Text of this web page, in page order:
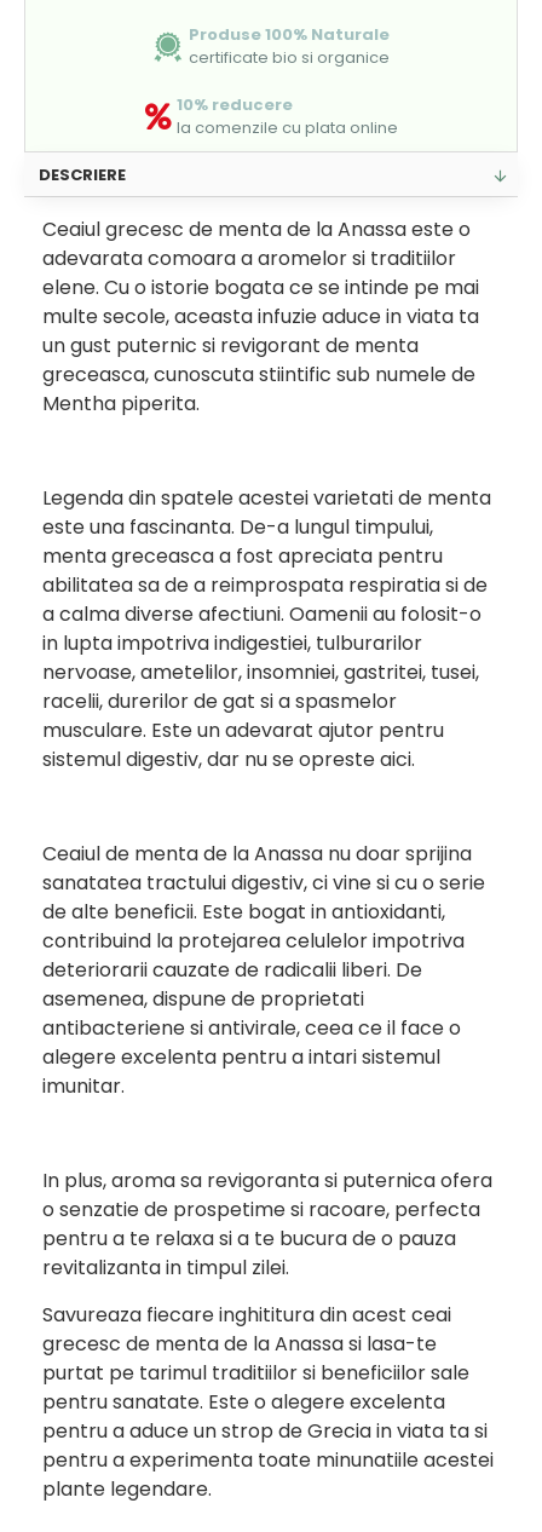
Produse 100% Naturale
certificate bio si organice
10% reducere
la comenzile cu plata online
DESCRIERE
Ceaiul grecesc de menta de la Anassa este o
adevarata comoara a aromelor si traditiilor
elene. Cu o istorie bogata ce se intinde pe mai
multe secole, aceasta infuzie aduce in viata ta
un gust puternic si revigorant de menta
greceasca, cunoscuta stiintific sub numele de
Mentha piperita.
Legenda din spatele acestei varietati de menta
este una fascinanta. De-a lungul timpului,
menta greceasca a fost apreciata pentru
abilitatea sa de a reimprospata respiratia si de
a calma diverse afectiuni. Oamenii au folosit-o
in lupta impotriva indigestiei, tulburarilor
nervoase, ametelilor, insomniei, gastritei, tusei,
racelii, durerilor de gat si a spasmelor
musculare. Este un adevarat ajutor pentru
sistemul digestiv, dar nu se opreste aici.
Ceaiul de menta de la Anassa nu doar sprijina
sanatatea tractului digestiv, ci vine si cu o serie
de alte beneficii. Este bogat in antioxidanti,
contribuind la protejarea celulelor impotriva
deteriorarii cauzate de radicalii liberi. De
asemenea, dispune de proprietati
antibacteriene si antivirale, ceea ce il face o
alegere excelenta pentru a intari sistemul
imunitar.
In plus, aroma sa revigoranta si puternica ofera
o senzatie de prospetime si racoare, perfecta
pentru a te relaxa si a te bucura de o pauza
revitalizanta in timpul zilei.
Savureaza fiecare inghititura din acest ceai
grecesc de menta de la Anassa si lasa-te
purtat pe tarimul traditiilor si beneficiilor sale
pentru sanatate. Este o alegere excelenta
pentru a aduce un strop de Grecia in viata ta si
pentru a experimenta toate minunatiile acestei
plante legendare.